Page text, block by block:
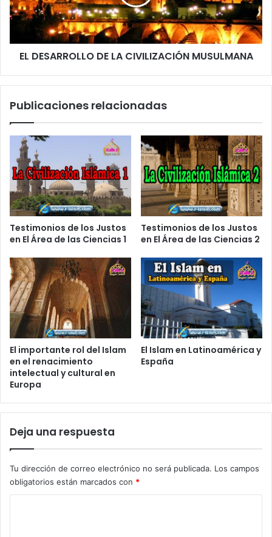
i
c
EL DESARROLLO DE LA CIVILIZACIÓN MUSULMANA
Publicaciones relacionadas
Testimonios de los Justos
en El Área de las Ciencias 1
Testimonios de los Justos
en El Área de las Ciencias 2
El importante rol del Islam
en el renacimiento
intelectual y cultural en
Europa
El Islam en Latinoamérica y
España
Deja una respuesta
Tu dirección de correo electrónico no será publicada. Los campos
obligatorios están marcados con *